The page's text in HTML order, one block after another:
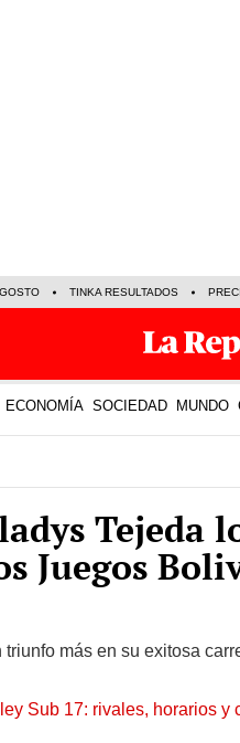
TINKA RESULTADOS
ECONOMÍA SOCIEDAD MUNDO
Tejeda
Juegos
más en su exitosa
Sub 17: rivales, horarios y